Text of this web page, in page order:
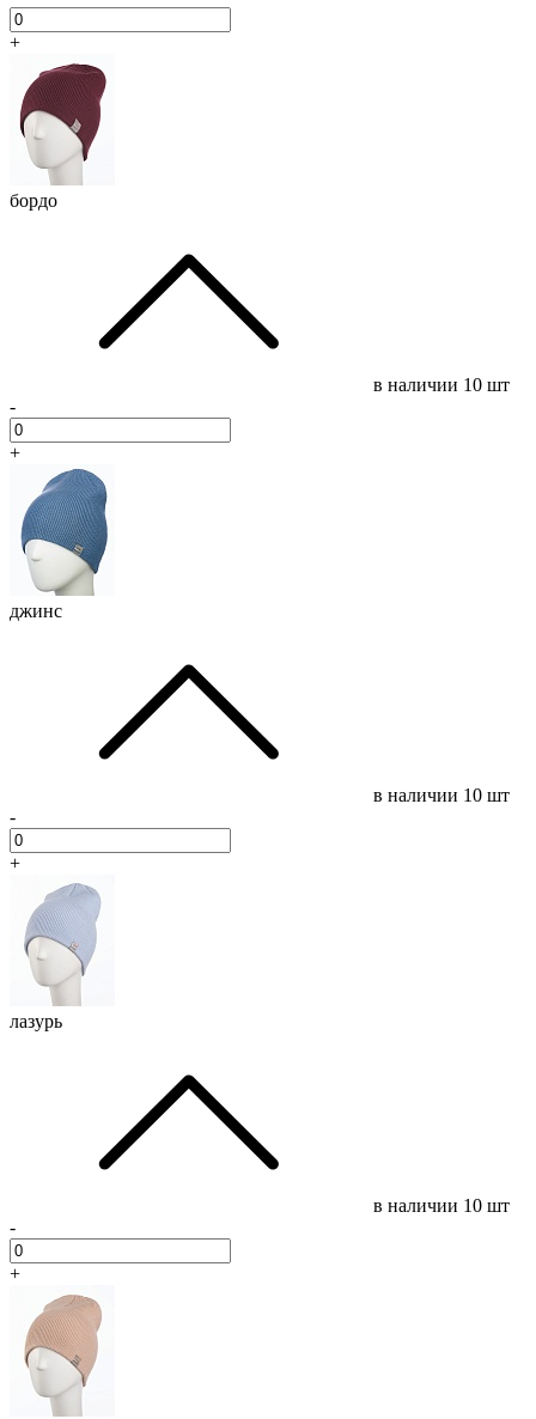
+
бордо
в наличии 10 шт
-
+
джинс
в наличии 10 шт
-
+
лазурь
в наличии 10 шт
-
+